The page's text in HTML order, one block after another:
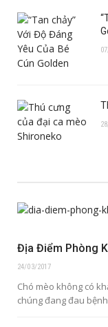
Địa Điểm Phòng
24/03/2017
Chó mèo không có
chúng đang đau